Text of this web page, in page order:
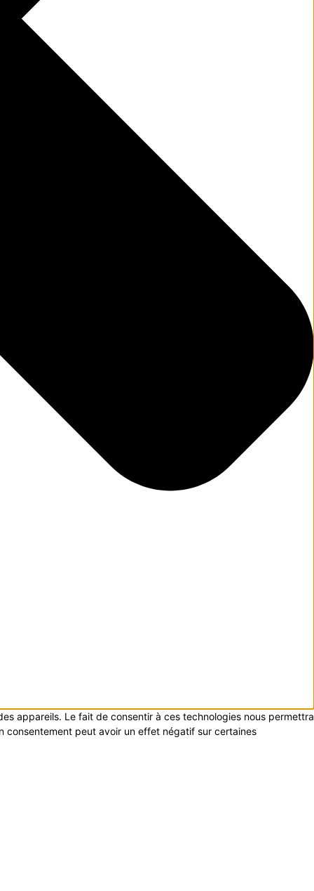
appareils. Le fait de consentir à ces technologies nous permettra
consentement peut avoir un effet négatif sur certaines